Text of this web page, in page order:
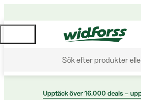
Sök efter produkter
Upptäck över 16.000 deals –